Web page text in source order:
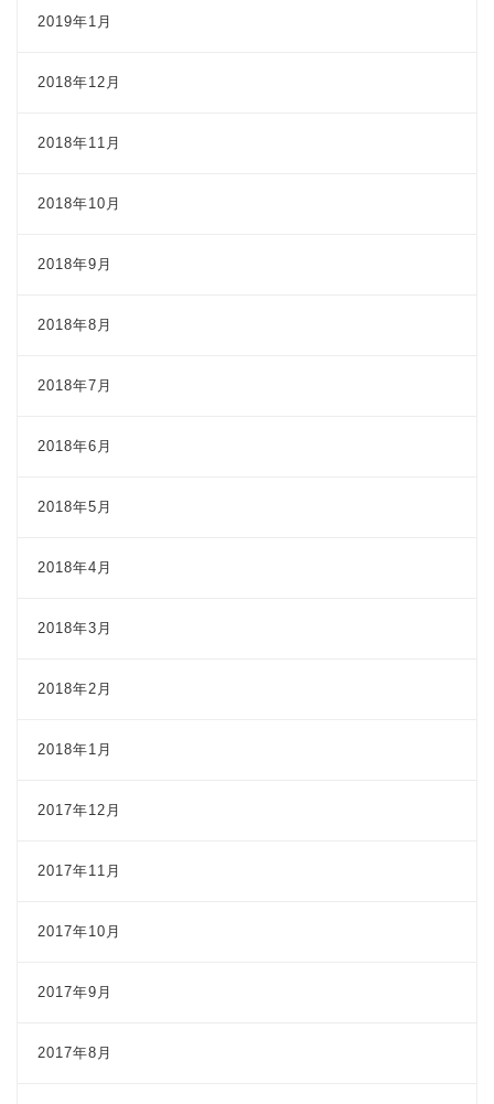
2019年1月
2018年12月
2018年11月
2018年10月
2018年9月
2018年8月
2018年7月
2018年6月
2018年5月
2018年4月
2018年3月
2018年2月
2018年1月
2017年12月
2017年11月
2017年10月
2017年9月
2017年8月